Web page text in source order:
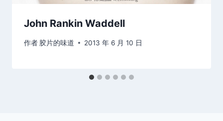
John Rankin Waddell
作者 胶片的味道 2013 年 6 月 10 日